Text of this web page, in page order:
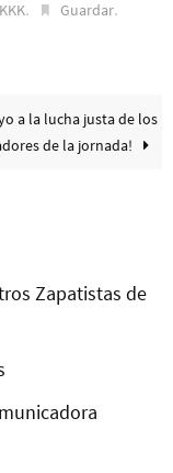
. Guardar.
a la lucha justa de los
de la jornada!
Zapatistas de